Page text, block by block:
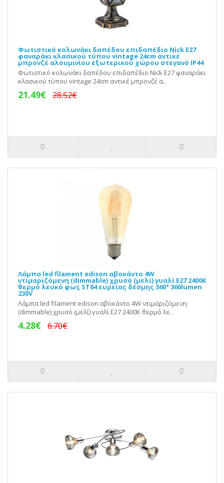
Φωτιστικό κολωνάκι δαπέδου επιδαπέδιο Nick E27
φαναράκι κλασικού τύπου vintage 24cm αντικέ
μπρονζέ αλουμινίου εξωτερικού χώρου στεγανό IP44
Φωτιστικό κολωνάκι δαπέδου επιδαπέδιο Nick E27 φαναράκι
κλασικού τύπου vintage 24cm αντικέ μπρονζέ α..
21.49€ 28.52€
Λάμπα led filament edison αβοκάντο 4W
ντιμαριζόμενη (dimmable) χρυσό (μελί) γυαλί Ε27 2400K
θερμό λευκό φως ST64 ευρείας δέσμης 360° 360lumen
230V
Λάμπα led filament edison αβοκάντο 4W ντιμαριζόμενη
(dimmable) χρυσό (μελί) γυαλί Ε27 2400K θερμό λε..
4.28€ 6.70€